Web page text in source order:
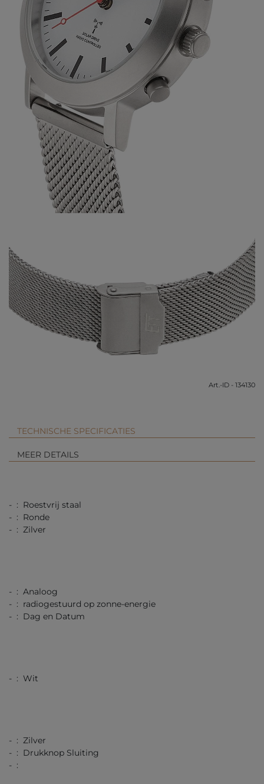
Art.-ID - 134130
TECHNISCHE SPECIFICATIES
MEER DETAILS
- : Roestvrij staal
- : Ronde
- : Zilver
- : Analoog
- : radiogestuurd op zonne-energie
- : Dag en Datum
- : Wit
- : Zilver
- : Drukknop Sluiting
- :